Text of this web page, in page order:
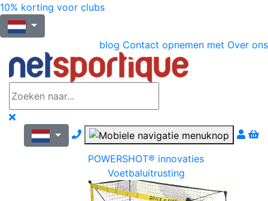
10% korting voor clubs
blog Contact opnemen met Over ons
Nous contacter par téléphone
POWERSHOT® innovaties
Voetbaluitrusting